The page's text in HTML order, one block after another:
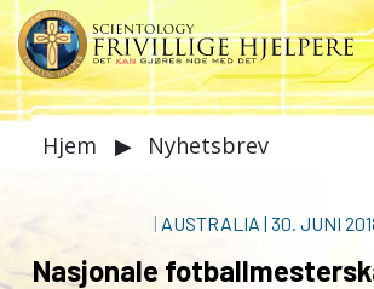
Hjem ▶ Nyhetsbrev
| AUSTRALIA | 30. JUNI
Nasjonale